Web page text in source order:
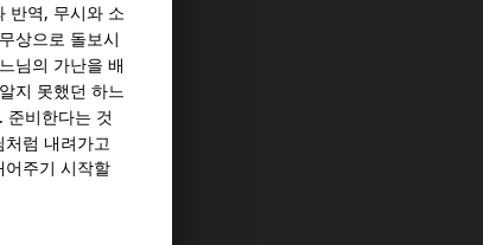
반역 , 무시와 소
무상으로 돌보시
님의 가난을 배
지 못했던 하느
. 준비한다는 것
처럼 내려가고
어주기 시작할